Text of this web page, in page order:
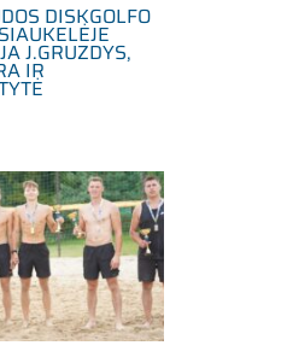
DISKGOLFO
J.GRUZDYS,
IR